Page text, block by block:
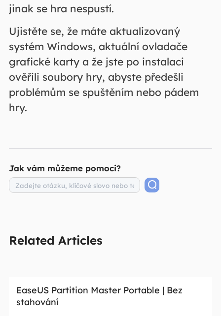
jinak se hra nespustí.
Ujistěte se, že máte aktualizovaný
systém Windows, aktuální ovladače
grafické karty a že jste po instalaci
ověřili soubory hry, abyste předešli
problémům se spuštěním nebo pádem
hry.
Jak vám můžeme pomoci?
Related Articles
EaseUS Partition Master Portable | Bez
stahování